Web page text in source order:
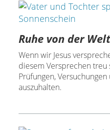
Ruhe von der
Wenn wir Jesus
diesem Versprechen treu
Prüfungen,
auszuhalten.